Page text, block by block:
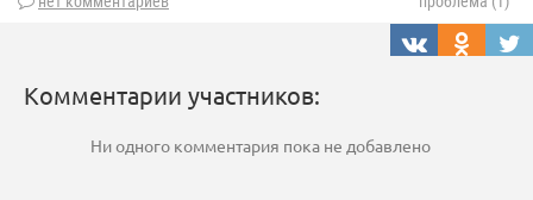
Комментарии участников:
Ни одного комментария пока не добавлено